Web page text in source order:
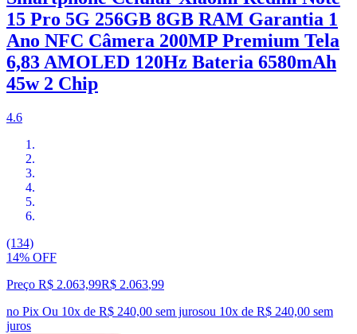
15 Pro 5G 256GB 8GB RAM Garantia 1
Ano NFC Câmera 200MP Premium Tela
6,83 AMOLED 120Hz Bateria 6580mAh
45w 2 Chip
4.6
(134)
14% OFF
Preço R$ 2.063,99R$ 2.063,99
no Pix Ou 10x de R$ 240,00 sem jurosou 10x de R$ 240,00 sem
juros